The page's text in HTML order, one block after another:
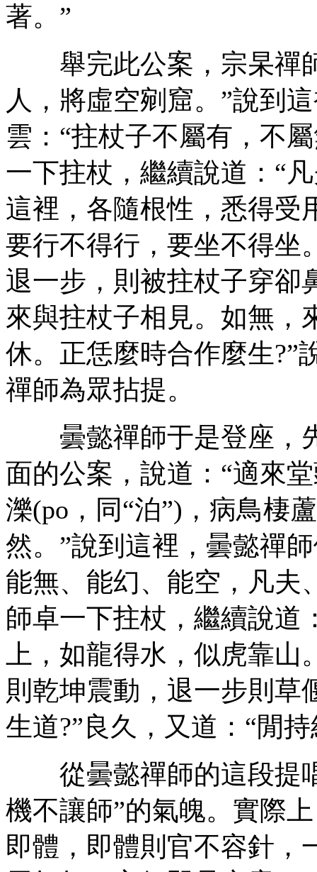
著。”
舉完此公案，宗杲禪
人，將虛空剜窟。”說到
雲：“拄杖子不屬有，不
一下拄杖，繼續說道：“
這裡，各隨根性，悉得受
要行不得行，要坐不得坐
退一步，則被拄杖子穿卻
來與拄杖子相見。如無，
休。正恁麼時合作麼生?”
禪師為眾拈提。
曇懿禪師于是登座，
面的公案，說道：“適來
濼(po，同“泊”)，病鳥棲
然。”說到這裡，曇懿禪
能無、能幻、能空，凡夫
師卓一下拄杖，繼續說道
上，如龍得水，似虎靠
則乾坤震動，退一步則草
生道?”良久，又道：“閒
從曇懿禪師的這段提
機不讓師”的氣魄。實際
即體，即體則官不容針，